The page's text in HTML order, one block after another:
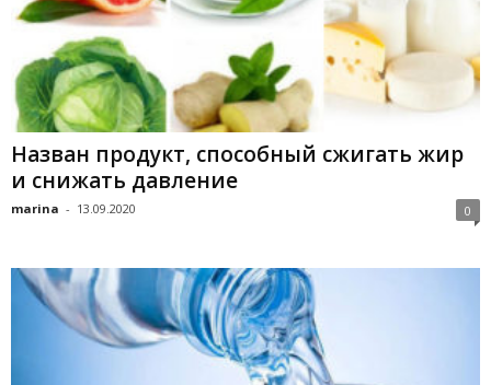
Назван продукт, способный сжигать жир
и снижать давление
marina - 13.09.2020 0